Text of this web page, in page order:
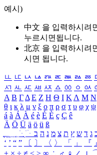
예시)
中文 을 입력하시려
누르시면됩니다.
北京 을 입력하시려
시면 됩니다.
ㅥ ㅦ ㅧ ㅨ ㅩ ㅪ ㅫ ㅬ ㅭ
ㅺ ㅻ ㅼ ㅽ ㅾ ㅿ ㆀ ㆁ ㆂ
Α Β ΓΔ Ε Ζ Η Θ Ι ΚΛ Μ Ν
θ ι κ λ μ ν ξ ο π ρ σ τ υ φ χ ψ
á à Á À é è É È ç Ç ê
Ä Ö Ü ä ö ü ß
ִֶֹ ֻּ ׁׂ ג ד ש ץ ת צ מ נ ה ב
‘ ’ “ ” 〔 〕 〈 〉 「 」 『